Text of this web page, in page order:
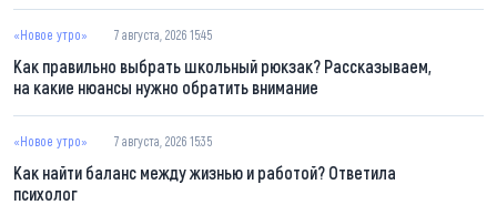
«Новое утро» 7 августа, 2026 15:45
Как правильно выбрать школьный рюкзак? Рассказываем,
на какие нюансы нужно обратить внимание
«Новое утро» 7 августа, 2026 15:35
Как найти баланс между жизнью и работой? Ответила
психолог